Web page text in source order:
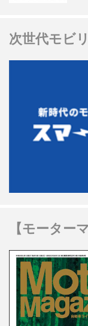
次世代モビ
【モーター